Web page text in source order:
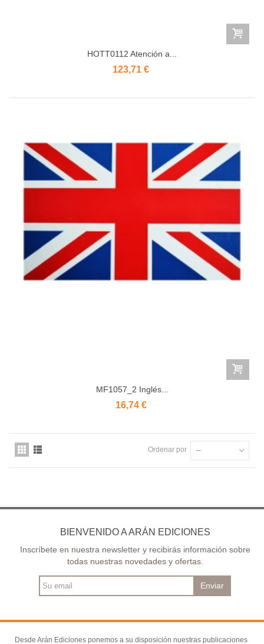
HOTT0112 Atención a...
123,71 €
MF1057_2 Inglés...
16,74 €
Ordenar por --
BIENVENIDO A ARÁN EDICIONES
Inscríbete en nuestra newsletter y recibirás información sobre
todas nuestras novedades y ofertas.
Enviar
Desde Arán Ediciones ponemos a su disposición nuestras publicaciones